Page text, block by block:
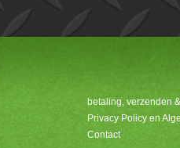
betaling, verzenden
Privacy Policy en
Contact